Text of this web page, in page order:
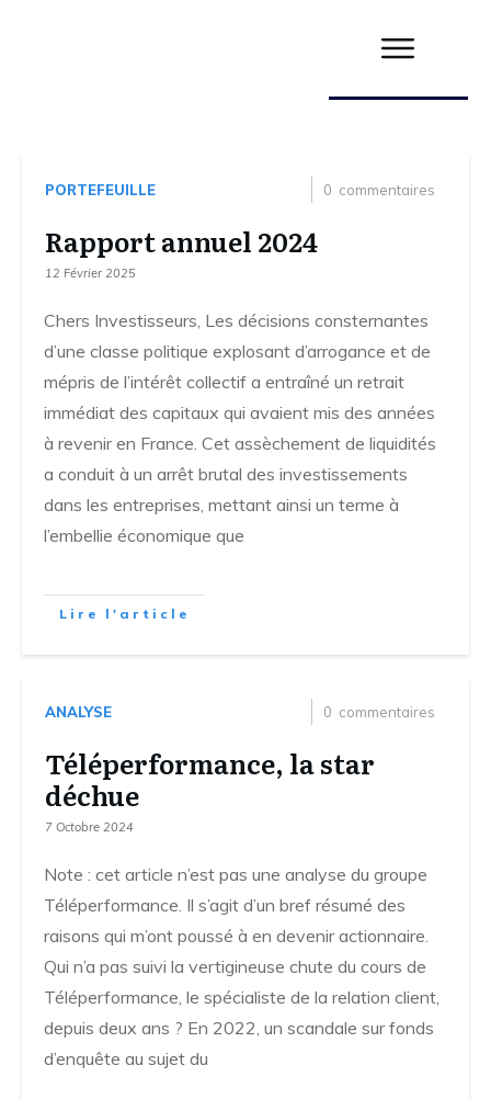
PORTEFEUILLE 0 commentaires
Rapport annuel 2024
12 Février 2025
Chers Investisseurs, Les décisions consternantes
d’une classe politique explosant d’arrogance et de
mépris de l’intérêt collectif a entraîné un retrait
immédiat des capitaux qui avaient mis des années
à revenir en France. Cet assèchement de liquidités
a conduit à un arrêt brutal des investissements
dans les entreprises, mettant ainsi un terme à
l’embellie économique que
Lire l'article
ANALYSE 0 commentaires
Téléperformance, la star
déchue
7 Octobre 2024
Note : cet article n’est pas une analyse du groupe
Téléperformance. Il s’agit d’un bref résumé des
raisons qui m’ont poussé à en devenir actionnaire.
Qui n’a pas suivi la vertigineuse chute du cours de
Téléperformance, le spécialiste de la relation client,
depuis deux ans ? En 2022, un scandale sur fonds
d’enquête au sujet du